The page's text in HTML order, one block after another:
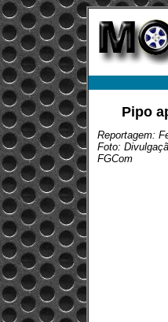
Pipo
Reportagem:
Foto:
FGCom